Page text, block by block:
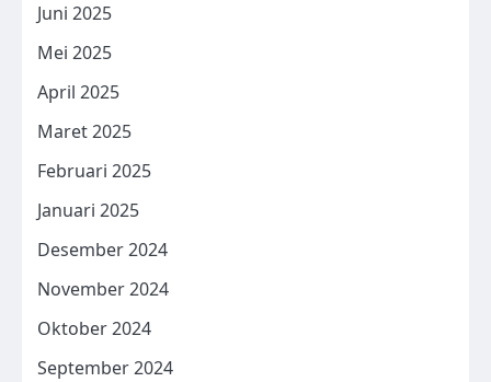
Juni 2025
Mei 2025
April 2025
Maret 2025
Februari 2025
Januari 2025
Desember 2024
November 2024
Oktober 2024
September 2024